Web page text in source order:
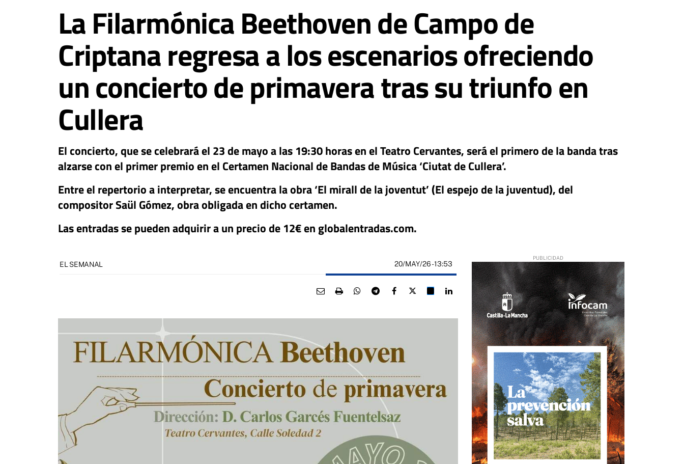
La Filarmónica Beethoven de Campo de
Criptana regresa a los escenarios ofreciendo
un concierto de primavera tras su triunfo en
Cullera
El concierto, que se celebrará el 23 de mayo a las 19:30 horas en el Teatro Cervantes, será el primero de la banda tras
alzarse con el primer premio en el Certamen Nacional de Bandas de Música ‘Ciutat de Cullera’.
Entre el repertorio a interpretar, se encuentra la obra ‘El mirall de la joventut’ (El espejo de la juventud), del
compositor Saül Gómez, obra obligada en dicho certamen.
Las entradas se pueden adquirir a un precio de 12€ en globalentradas.com.
EL SEMANAL 20/MAY/26- 13:53